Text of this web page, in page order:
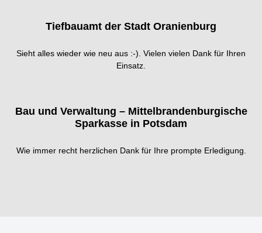
Tiefbauamt der Stadt Oranienburg
Sieht alles wieder wie neu aus :-). Vielen vielen Dank für Ihren
Einsatz.
Bau und Verwaltung – Mittelbrandenburgische
Sparkasse in Potsdam
Wie immer recht herzlichen Dank für Ihre prompte Erledigung.